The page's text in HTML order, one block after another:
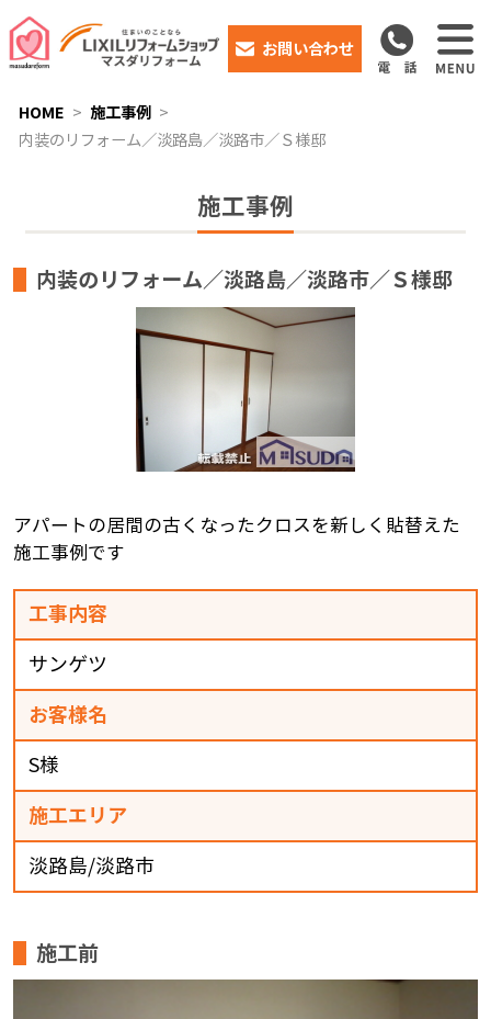
お問い合わせ
HOME
施工事例
内装のリフォーム／淡路島／淡路市／Ｓ様邸
施工事例
内装のリフォーム／淡路島／淡路市／Ｓ様邸
アパートの居間の古くなったクロスを新しく貼替えた
施工事例です
工事内容
サンゲツ
お客様名
S様
施工エリア
淡路島/淡路市
施工前